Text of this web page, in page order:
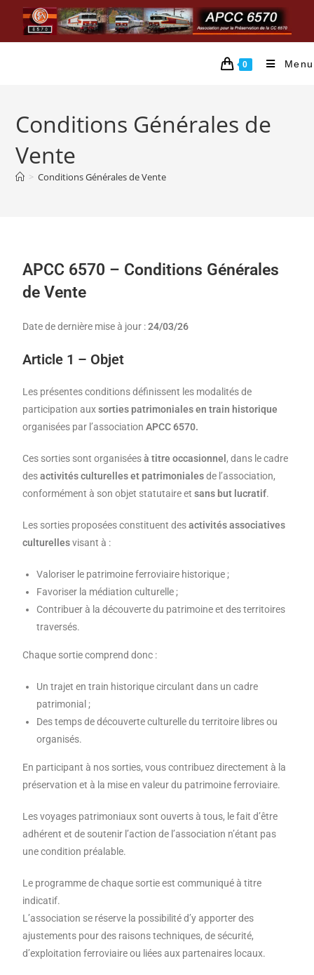
0 Menu
Conditions Générales de
Vente
> Conditions Générales de Vente
APCC 6570 – Conditions Générales
de Vente
Date de dernière mise à jour :24/03/26
Article 1 – Objet
Les présentes conditions définissent les modalités de
participation auxsorties patrimoniales en train historique
organisées par l’associationAPCC 6570.
Ces sorties sont organiséesà titre occasionnel , dans le cadre
desactivités culturelles et patrimonialesde l’association,
conformément à son objet statutaire etsans but lucratif.
Les sorties proposées constituent desactivités associatives
culturellesvisant à :
Valoriser le patrimoine ferroviaire historique ;
Favoriser la médiation culturelle ;
Contribuer à la découverte du patrimoine et des territoires
traversés.
Chaque sortie comprend donc :
Un trajet en train historique circulant dans un cadre
patrimonial ;
Des temps de découverte culturelle du territoire libres ou
organisés.
En participant à nos sorties, vous contribuez directement à la
préservation et à la mise en valeur du patrimoine ferroviaire.
Les voyages patrimoniaux sont ouverts à tous, le fait d’être
adhérent et de soutenir l’action de l’association n’étant pas
une condition préalable.
Le programme de chaque sortie est communiqué à titre
indicatif.
L’association se réserve la possibilité d’y apporter des
ajustements pour des raisons techniques, de sécurité,
d’exploitation ferroviaire ou liées aux partenaires locaux.